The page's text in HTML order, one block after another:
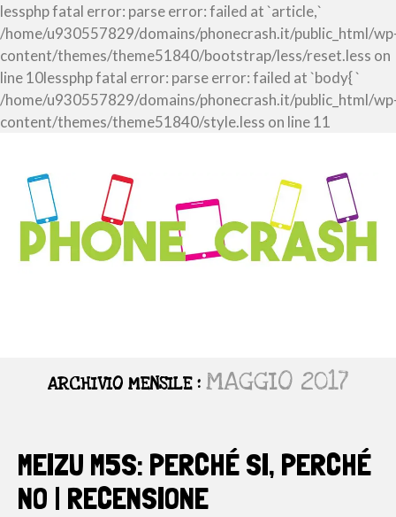
lessphp fatal error: parse error: failed at `article,`
/home/u930557829/domains/phonecrash.it/public_html/
content/themes/theme51840/bootstrap/less/reset.less on
line 10lessphp fatal error: parse error: failed at `body{ `
/home/u930557829/domains/phonecrash.it/public_html/
content/themes/theme51840/style.less on line 11
ARCHIVIO MENSILE : MAGGIO 2017
MEIZU M5S: PERCHÉ SI, PERCHÉ
NO | RECENSIONE